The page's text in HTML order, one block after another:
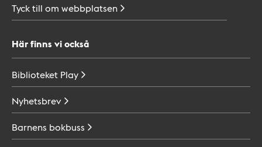
Tyck till om webbplatsen
Här finns vi också
Biblioteket Play
Nyhetsbrev
Barnens bokbuss